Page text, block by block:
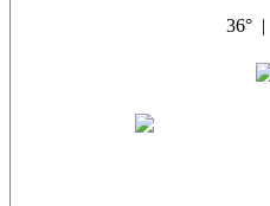
36° |